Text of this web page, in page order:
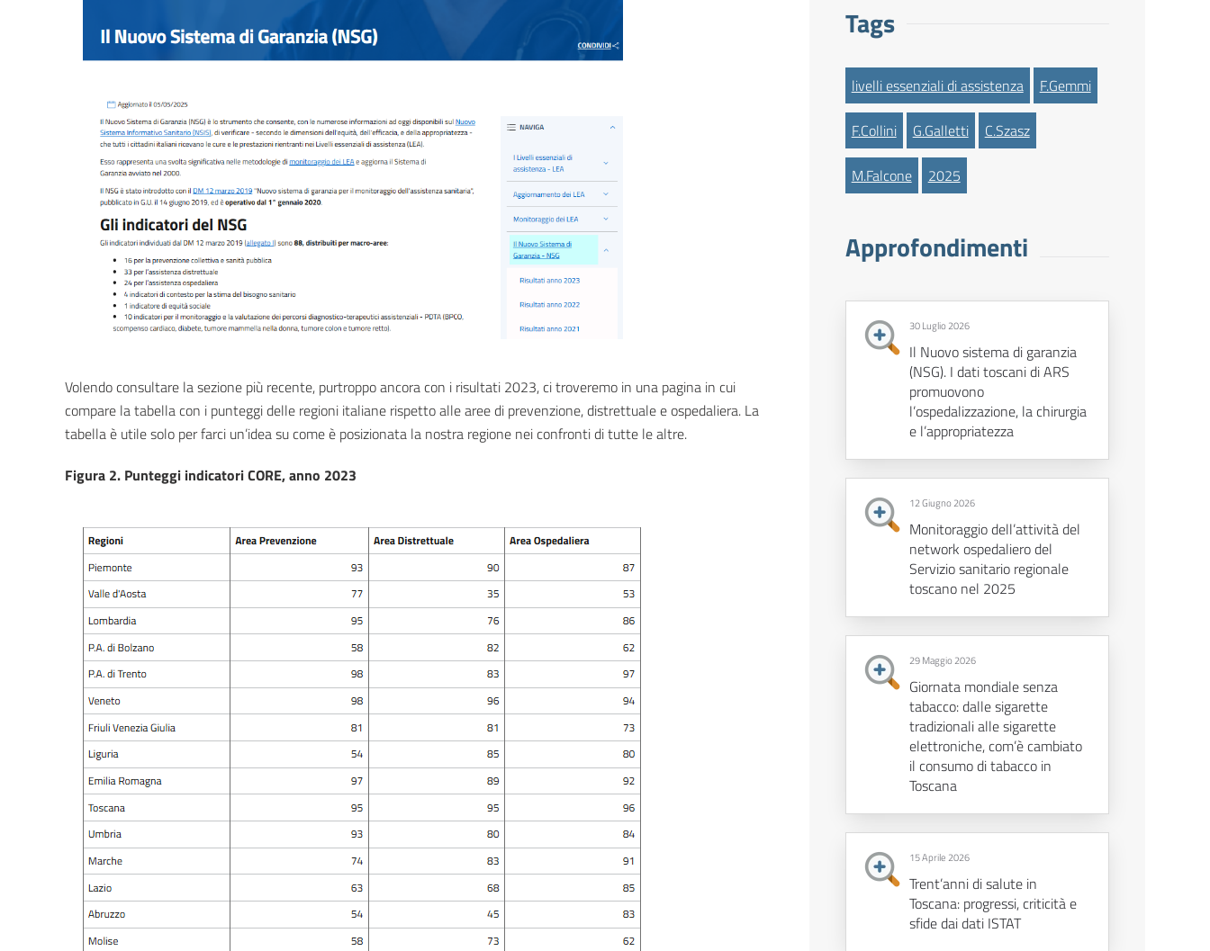
Volendo consultare la sezione più recente, purtroppo ancora con i risultati 2023, ci troveremo in una pagina in cui
compare la tabella con i punteggi delle regioni italiane rispetto alle aree di prevenzione, distrettuale e ospedaliera. La
tabella è utile solo per farci un’idea su come è posizionata la nostra regione nei confronti di tutte le altre.
Figura 2. Punteggi indicatori CORE, anno 2023
Tags
livelli essenziali di assistenza F.Gemmi
F.Collini G.Galletti C.Szasz
M.Falcone 2025
Approfondimenti
30 Luglio 2026
Il Nuovo sistema di garanzia
(NSG). I dati toscani di ARS
promuovono
l’ospedalizzazione, la chirurgia
e l’appropriatezza
12 Giugno 2026
Monitoraggio dell’attività del
network ospedaliero del
Servizio sanitario regionale
toscano nel 2025
29 Maggio 2026
Giornata mondiale senza
tabacco: dalle sigarette
tradizionali alle sigarette
elettroniche, com’è cambiato
il consumo di tabacco in
Toscana
15 Aprile 2026
Trent’anni di salute in
Toscana: progressi, criticità e
sfide dai dati ISTAT